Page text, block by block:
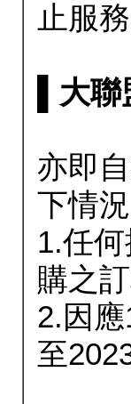
止服務
▌大
亦即
下情況
1.任
購之訂
2.因
至